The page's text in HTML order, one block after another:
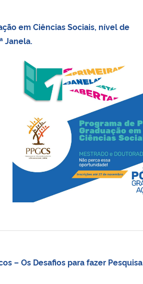
em Ciências Sociais, nível de
Janela.
– Os Desafios para fazer Pesquisa